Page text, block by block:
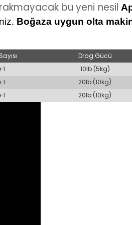
bu yeni nesil
Boğaza uygun olta
Drag Gücü
10lb (5kg)
20lb (10kg)
20lb (10kg)